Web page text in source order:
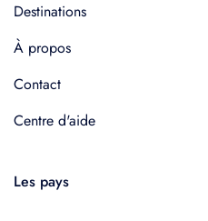
Destinations
À propos
Contact
Centre d'aide
Les pays